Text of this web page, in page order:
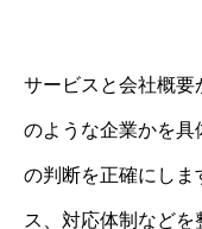
サービスと会社概要
のような企業かを具
の判断を正確にしま
ス、対応体制などを